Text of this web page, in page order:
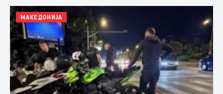
МАКЕДОНИЈА